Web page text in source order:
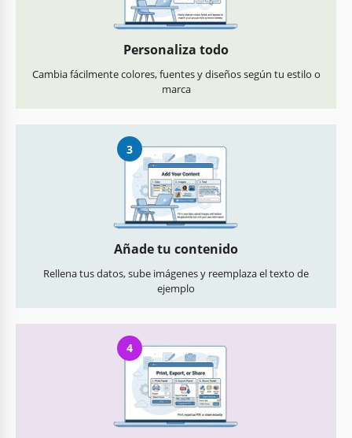
Personaliza todo
Cambia fácilmente colores, fuentes y diseños según tu estilo o
marca
3
Añade tu contenido
Rellena tus datos, sube imágenes y reemplaza el texto de
ejemplo
4